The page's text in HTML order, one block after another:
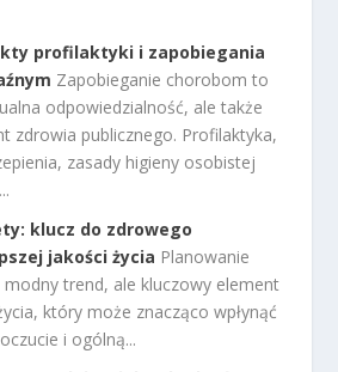
profilaktyki i zapobiegania
Zapobieganie chorobom to
odpowiedzialność, ale także
zdrowia publicznego. Profilaktyka,
zasady higieny osobistej
klucz do zdrowego
jakości życia Planowanie
trend, ale kluczowy element
który może znacząco wpłynąć
i ogólną...